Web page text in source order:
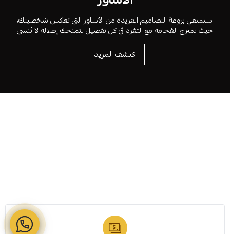
استمتعي بروعة التصاميم الفريدة من الأساور التي تعكس شخصيتك،
حيث تمتزج الفخامة مع التفرد في كل تفصيل لتمنحك إطلالة لا تُنسى
اكتشف المزيد